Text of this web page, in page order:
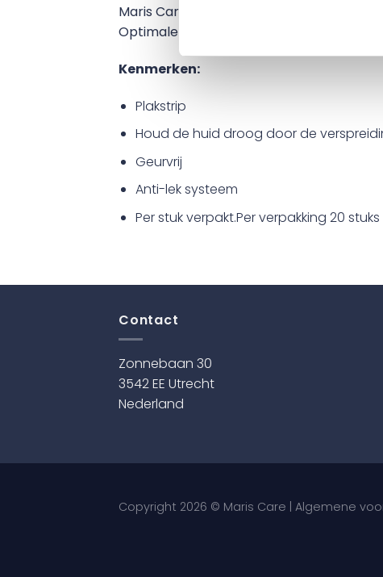
Maris Care Men geeft bescherming bij
Optimale vochtopname die de huid
Kenmerken:
Plakstrip
Houd de huid droog door de
Geurvrij
Anti-lek systeem
Per stuk verpakt.Per verpakking 20 stuks
Contact
Zonnebaan 30
3542 EE Utrecht
Nederland
Copyright 2026 © Maris Care | Algemene